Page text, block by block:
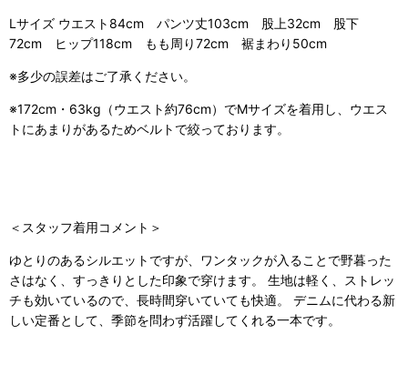
Lサイズ ウエスト84cm パンツ丈103cm 股上32cm 股下
72cm ヒップ118cm もも周り72cm 裾まわり50cm
※多少の誤差はご了承ください。
※172cm・63kg（ウエスト約76cm）でMサイズを着用し、ウエス
トにあまりがあるためベルトで絞っております。
＜スタッフ着用コメント＞
ゆとりのあるシルエットですが、ワンタックが入ることで野暮った
さはなく、すっきりとした印象で穿けます。 生地は軽く、ストレッ
チも効いているので、長時間穿いていても快適。 デニムに代わる新
しい定番として、季節を問わず活躍してくれる一本です。